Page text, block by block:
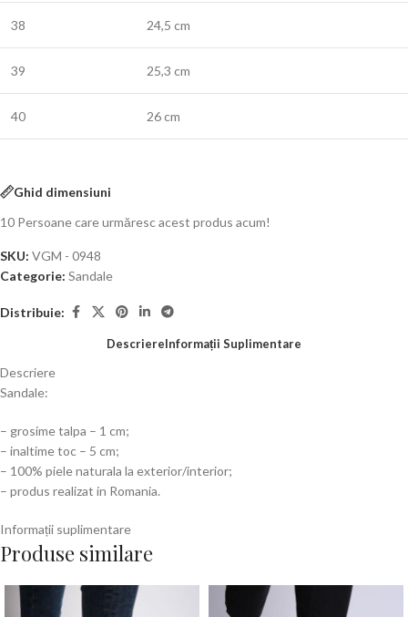
38 24,5 cm
39 25,3 cm
40 26 cm
Ghid dimensiuni
10 Persoane care urmăresc acest produs acum!
SKU: VGM - 0948
Categorie: Sandale
Distribuie:
DescriereInformații Suplimentare
Descriere
Sandale:
– grosime talpa – 1 cm;
– inaltime toc – 5 cm;
– 100% piele naturala la exterior/interior;
– produs realizat in Romania.
Informații suplimentare
Produse similare